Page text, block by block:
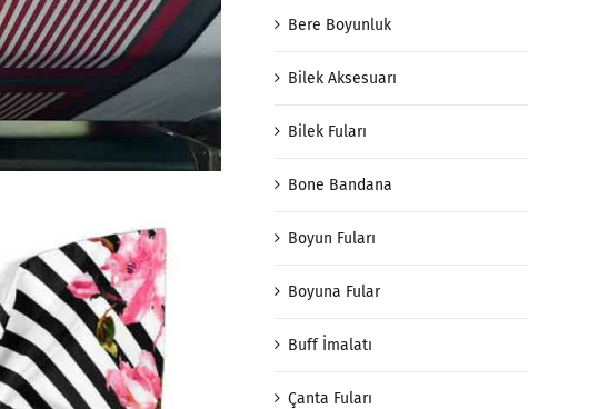
Bere Boyunluk
Bilek Aksesuarı
Bilek Fuları
Bone Bandana
Boyun Fuları
Boyuna Fular
Buff İmalatı
Çanta Fuları